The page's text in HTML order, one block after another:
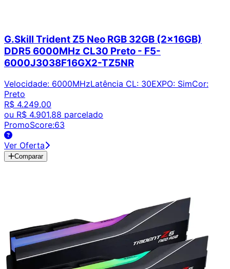
G.Skill Trident Z5 Neo RGB 32GB (2x16GB)
DDR5 6000MHz CL30 Preto - F5-
6000J3038F16GX2-TZ5NR
Velocidade: 6000MHzLatência CL: 30EXPO: SimCor:
Preto
R$ 4.249,00
ou R$ 4.901,88 parcelado
PromoScore:63
Ver Oferta
Comparar